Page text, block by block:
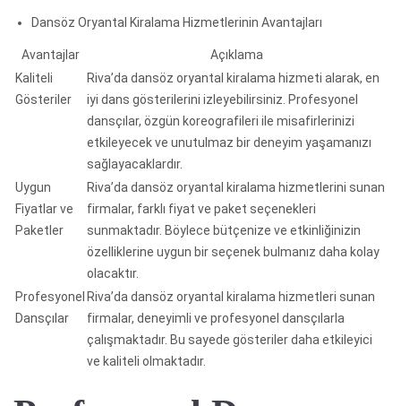
Dansöz Oryantal Kiralama Hizmetlerinin Avantajları
Avantajlar
Açıklama
Kaliteli
Gösteriler
Riva’da dansöz oryantal kiralama hizmeti alarak, en
iyi dans gösterilerini izleyebilirsiniz. Profesyonel
dansçılar, özgün koreografileri ile misafirlerinizi
etkileyecek ve unutulmaz bir deneyim yaşamanızı
sağlayacaklardır.
Uygun
Fiyatlar ve
Paketler
Riva’da dansöz oryantal kiralama hizmetlerini sunan
firmalar, farklı fiyat ve paket seçenekleri
sunmaktadır. Böylece bütçenize ve etkinliğinizin
özelliklerine uygun bir seçenek bulmanız daha kolay
olacaktır.
Profesyonel
Dansçılar
Riva’da dansöz oryantal kiralama hizmetleri sunan
firmalar, deneyimli ve profesyonel dansçılarla
çalışmaktadır. Bu sayede gösteriler daha etkileyici
ve kaliteli olmaktadır.